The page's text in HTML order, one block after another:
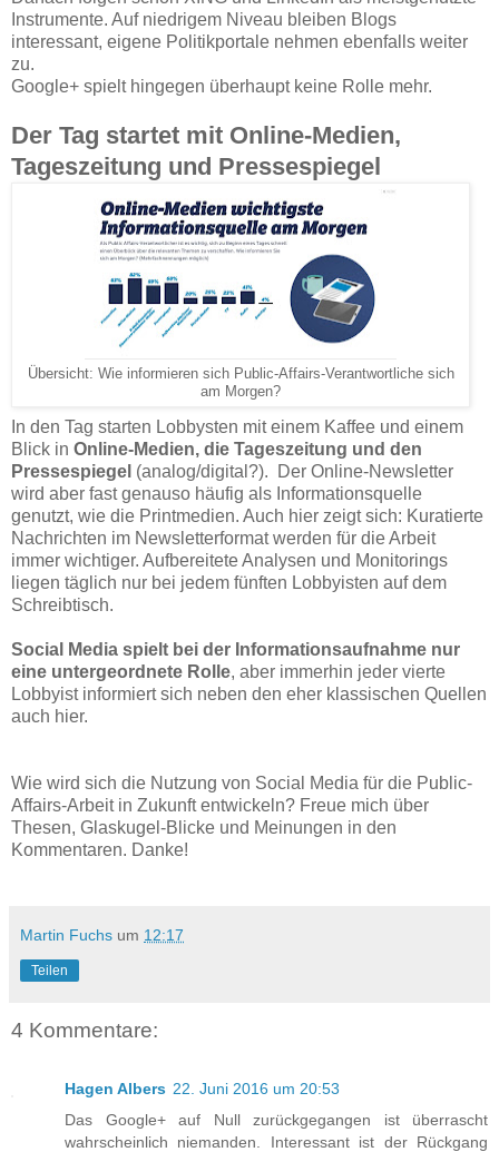
Instrumente. Auf niedrigem Niveau bleiben Blogs
interessant, eigene Politikportale nehmen ebenfalls weiter
zu.
Google+ spielt hingegen überhaupt keine Rolle mehr.
Der Tag startet mit Online-Medien,
Tageszeitung und Pressespiegel
Übersicht: Wie informieren sich Public-Affairs-Verantwortliche sich
am Morgen?
In den Tag starten Lobbysten mit einem Kaffee und einem
Blick in Online-Medien, die Tageszeitung und den
Pressespiegel (analog/digital?). Der Online-Newsletter
wird aber fast genauso häufig als Informationsquelle
genutzt, wie die Printmedien. Auch hier zeigt sich: Kuratierte
Nachrichten im Newsletterformat werden für die Arbeit
immer wichtiger. Aufbereitete Analysen und Monitorings
liegen täglich nur bei jedem fünften Lobbyisten auf dem
Schreibtisch.
Social Media spielt bei der Informationsaufnahme nur
eine untergeordnete Rolle, aber immerhin jeder vierte
Lobbyist informiert sich neben den eher klassischen Quellen
auch hier.
Wie wird sich die Nutzung von Social Media für die Public-
Affairs-Arbeit in Zukunft entwickeln? Freue mich über
Thesen, Glaskugel-Blicke und Meinungen in den
Kommentaren. Danke!
Martin Fuchs um 12:17
Teilen
4 Kommentare:
Hagen Albers 22. Juni 2016 um 20:53
Das Google+ auf Null zurückgegangen ist überrascht
wahrscheinlich niemanden. Interessant ist der Rückgang